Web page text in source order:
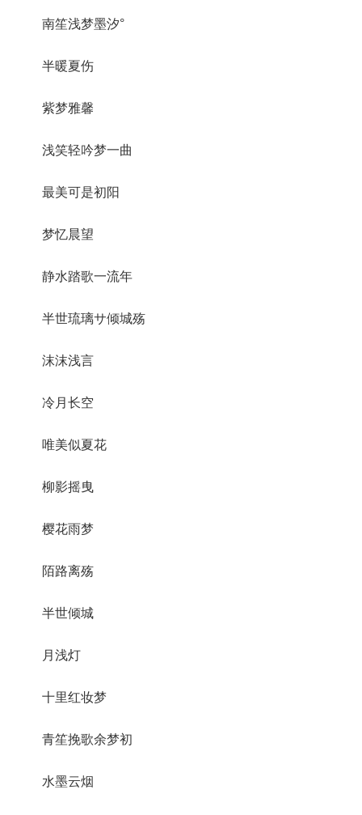
南笙浅梦墨汐°
半暖夏伤
紫梦雅馨
浅笑轻吟梦一曲
最美可是初阳
梦忆晨望
静水踏歌一流年
半世琉璃サ倾城殇
沫沫浅言
冷月长空
唯美似夏花
柳影摇曳
樱花雨梦
陌路离殇
半世倾城
月浅灯
十里红妆梦
青笙挽歌余梦初
水墨云烟